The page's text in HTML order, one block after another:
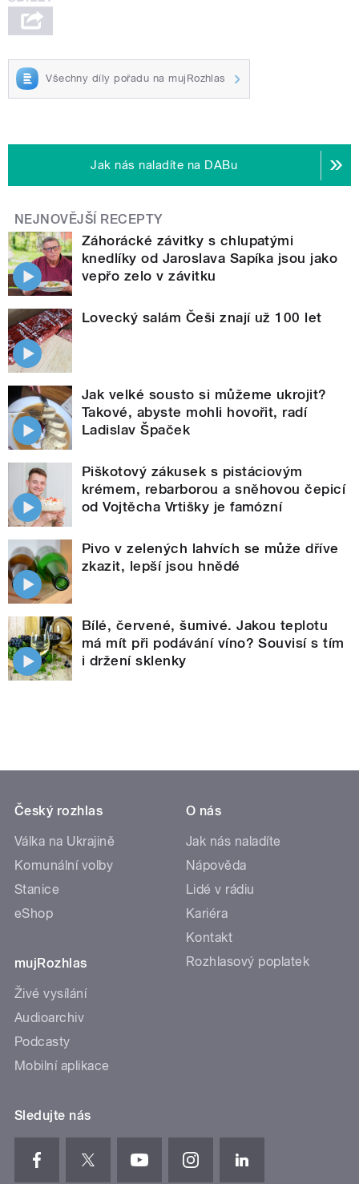
Všechny díly pořadu na mujRozhlas
Jak nás naladíte na DABu
NEJNOVĚJŠÍ RECEPTY
Záhorácké závitky s chlupatými
knedlíky od Jaroslava Sapíka jsou jako
vepřo zelo v závitku
Lovecký salám Češi znají už 100 let
Jak velké sousto si můžeme ukrojit?
Takové, abyste mohli hovořit, radí
Ladislav Špaček
Piškotový zákusek s pistáciovým
krémem, rebarborou a sněhovou čepicí
od Vojtěcha Vrtišky je famózní
Pivo v zelených lahvích se může dříve
zkazit, lepší jsou hnědé
Bílé, červené, šumivé. Jakou teplotu
má mít při podávání víno? Souvisí s tím
i držení sklenky
Český rozhlas
Válka na Ukrajině
Komunální volby
Stanice
eShop
mujRozhlas
Živé vysílání
Audioarchiv
Podcasty
Mobilní aplikace
O nás
Jak nás naladíte
Nápověda
Lidé v rádiu
Kariéra
Kontakt
Rozhlasový poplatek
Sledujte nás